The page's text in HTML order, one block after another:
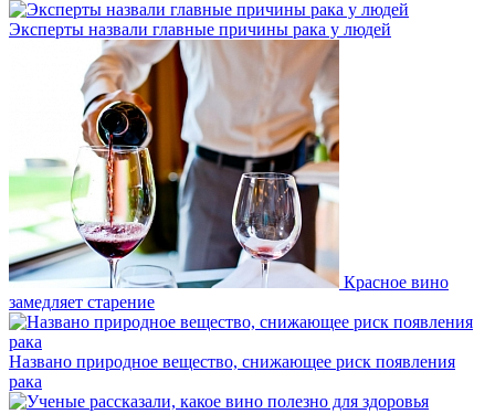
Эксперты назвали главные причины рака у людей
Красное вино
замедляет старение
Названо природное вещество, снижающее риск появления
рака